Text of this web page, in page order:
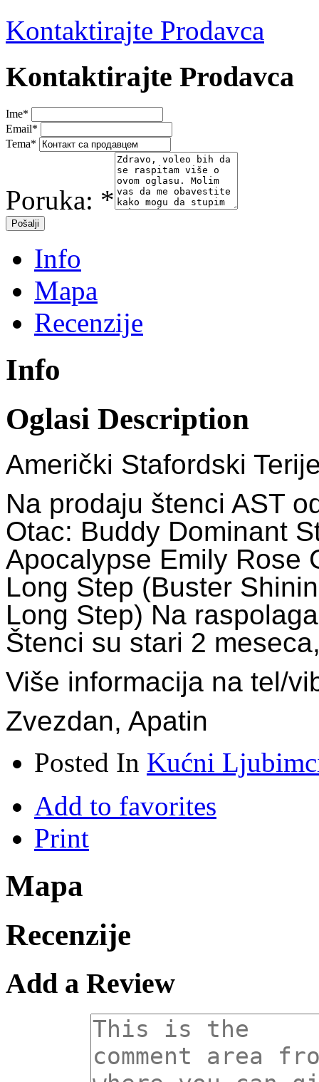
Kontaktirajte Prodavca
Kontaktirajte Prodavca
Ime*
Email*
Tema*
Poruka: *
Info
Mapa
Recenzije
Info
Oglasi Description
Američki Stafordski
Na prodaju štenci AST
Otac: Buddy Dominant
Apocalypse Emily Rose
Long Step (Buster
Long Step) Na
Štenci su stari 2
Više informacija na tel/
Zvezdan, Apatin
Posted In Kućni
Add to favorites
Print
Mapa
Recenzije
Add a Review